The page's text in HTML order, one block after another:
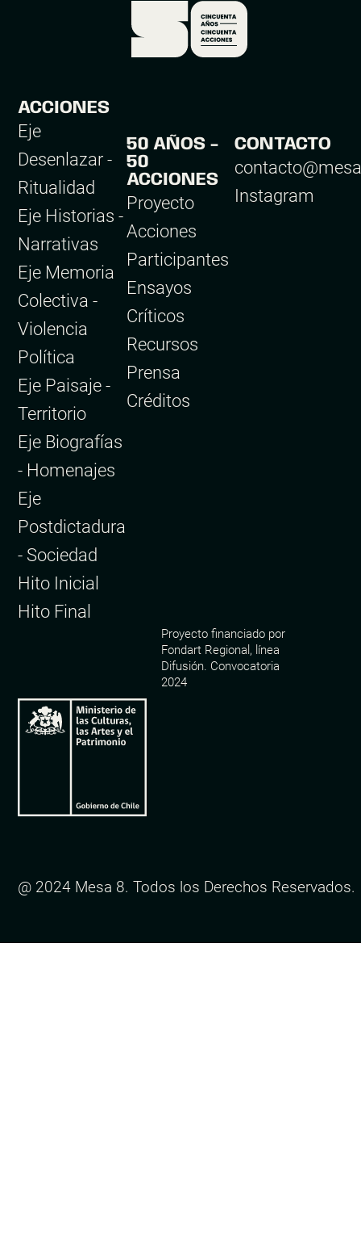
ACCIONES
Eje
Desenlazar -
Ritualidad
Eje Historias -
Narrativas
Eje Memoria
Colectiva -
Violencia
Política
Eje Paisaje -
Territorio
Eje Biografías
- Homenajes
Eje
Postdictadura
- Sociedad
Hito Inicial
Hito Final
50 AÑOS -
50
ACCIONES
Proyecto
Acciones
Participantes
Ensayos
Críticos
Recursos
Prensa
Créditos
CONTACTO
Instagram
Proyecto financiado por
Fondart Regional, línea
Difusión. Convocatoria
2024
@ 2024 Mesa 8. Todos los Derechos Reservados.